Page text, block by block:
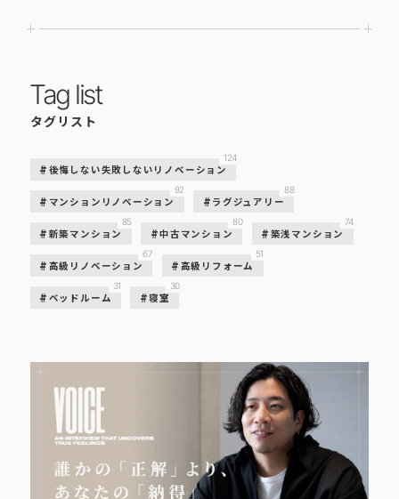
Tag list
タグリスト
後悔しない失敗しないリノベーション
124
マンションリノベーション
92
ラグジュアリー
88
新築マンション
85
中古マンション
80
築浅マンション
74
高級リノベーション
67
高級リフォーム
51
ベッドルーム
31
寝室
30